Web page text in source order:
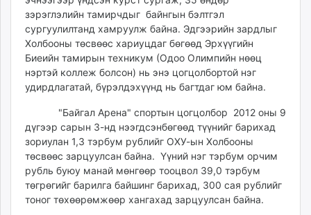
зэрэглэлийн тамирчдыг байнгын бэлтгэл
сургуулилтанд хамруулж байна. Эдгээрийн зардлыг
Холбооны төсвөөс хариуцдаг бөгөөд Эрхүүгийн
Биеийн тамирын техникум (Одоо Олимпийн нөөц
нэртэй коллеж болсон) нь энэ цогцолбортой нэг
удирдлагатай, бүрэлдэхүүнд нь багтдаг юм байна.
"Байгал Арена" спортын цогцолбор 2012 оны 9
дүгээр сарын 3-нд нээгдсэнбөгөөд түүнийг барихад
зориулан 1,3 тэрбум рублийг ОХУ-ын Холбооны
төсвөөс зарцуулсан байна. Үүний нэг тэрбум орчим
рубль буюу манай мөнгөөр тооцвол 39,0 тэрбум
төгрөгийг барилга байшинг барихад, 300 сая рублийг
тоног төхөөрөмжөөр хангахад зарцуулсан байна.